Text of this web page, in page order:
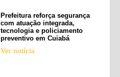
Prefeitura reforça segurança
com atuação integrada,
tecnologia e policiamento
preventivo em Cuiabá
Ver notícia